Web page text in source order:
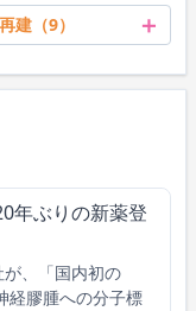
建（9） ＋
年ぶりの新薬登
、「国内初の
経膠腫への分子標